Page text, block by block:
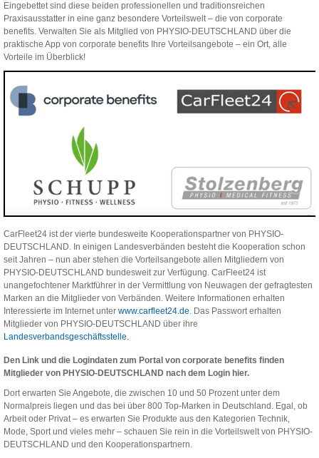
Eingebettet sind diese beiden professionellen und traditionsreichen
Praxisausstatter in eine ganz besondere Vorteilswelt – die von corporate
benefits. Verwalten Sie als Mitglied von PHYSIO-DEUTSCHLAND über die
praktische App von corporate benefits Ihre Vorteilsangebote – ein Ort, alle
Vorteile im Überblick!
CarFleet24 ist der vierte bundesweite Kooperationspartner von PHYSIO-
DEUTSCHLAND. In einigen Landesverbänden besteht die Kooperation schon
seit Jahren – nun aber stehen die Vorteilsangebote allen Mitgliedern von
PHYSIO-DEUTSCHLAND bundesweit zur Verfügung. CarFleet24 ist
unangefochtener Marktführer in der Vermittlung von Neuwagen der gefragtesten
Marken an die Mitglieder von Verbänden. Weitere Informationen erhalten
Interessierte im Internet unter www.carfleet24.de. Das Passwort erhalten
Mitglieder von PHYSIO-DEUTSCHLAND über ihre
Landesverbandsgeschäftsstelle.
Den Link und die Logindaten zum Portal von corporate benefits finden
Mitglieder von PHYSIO-DEUTSCHLAND nach dem Login hier.
Dort erwarten Sie Angebote, die zwischen 10 und 50 Prozent unter dem
Normalpreis liegen und das bei über 800 Top-Marken in Deutschland. Egal, ob
Arbeit oder Privat – es erwarten Sie Produkte aus den Kategorien Technik,
Mode, Sport und vieles mehr – schauen Sie rein in die Vorteilswelt von PHYSIO-
DEUTSCHLAND und den Kooperationspartnern.